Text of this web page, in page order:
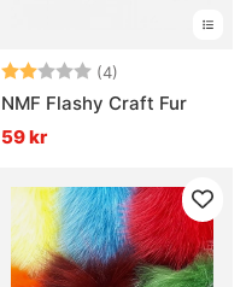
Betyg: (4)
NMF Flashy Craft Fur
59 kr